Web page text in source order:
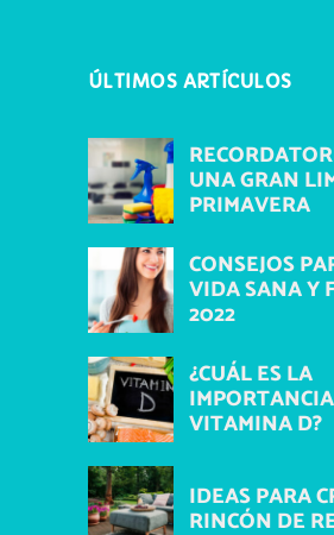
ÚLTIMOS ARTÍCULOS
UNA GRAN
PRIMAVERA
CONSEJOS
VIDA SANA Y
2022
¿CUÁL ES LA
VITAMINA D?
IDEAS PARA
RINCÓN DE